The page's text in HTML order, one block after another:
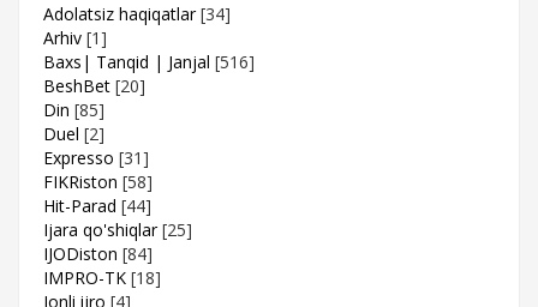
Adolatsiz haqiqatlar [34]
Arhiv [1]
Baxs| Tanqid | Janjal [516]
BeshBet [20]
Din [85]
Duel [2]
Expresso [31]
FIKRiston [58]
Hit-Parad [44]
Ijara qo'shiqlar [25]
IJODiston [84]
IMPRO-TK [18]
Jonli ijro [4]